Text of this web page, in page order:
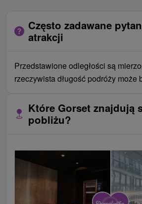
Często zadawane
atrakcji
Przedstawione odległości są
rzeczywista długość podróży może
Które Gorset znajdują
pobliżu?